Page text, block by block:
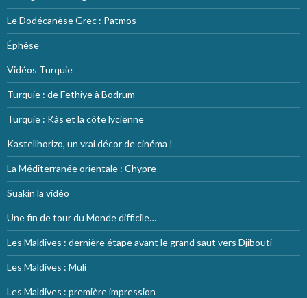
Le Dodécanèse Grec : Patmos
Éphèse
Vidéos Turquie
Turquie : de Fethiye à Bodrum
Turquie : Kàs et la côte lycienne
Kastellhorizo, un vrai décor de cinéma !
La Méditerranée orientale : Chypre
Suakin la vidéo
Une fin de tour du Monde difficile…
Les Maldives : dernière étape avant le grand saut vers Djibouti
Les Maldives : Muli
Les Maldives : première impression